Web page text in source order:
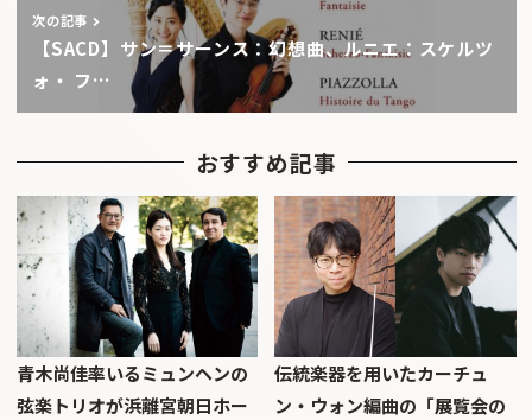
次の記事
【SACD】サン＝サーンス：幻想曲、ルニエ：スケルツ
ォ・ フ…
おすすめ記事
青木尚佳率いるミュンヘンの
弦楽トリオが浜離宮朝日ホー
伝統楽器を用いたカーチュ
ン・ウォン編曲の「展覧会の